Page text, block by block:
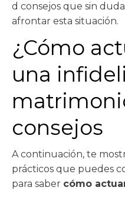
d consejos que sin
afrontar esta situación.
¿Cómo
una
consejos
A continuación, te
prácticos que puedes
para saber cómo